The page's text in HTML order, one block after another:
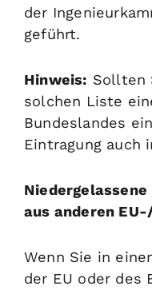
der
geführt.
Hinweis: Sollten
solchen Liste
Bundeslandes
Eintragung auch
aus anderen
Wenn Sie in
der EU oder des